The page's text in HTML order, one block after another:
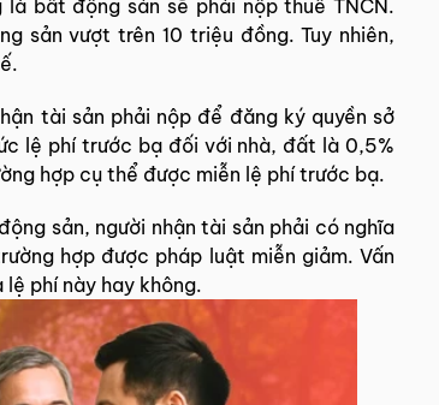
bất động sản sẽ phải nộp thuế TNCN.
sản vượt trên 10 triệu đồng. Tuy nhiên,
tài sản phải nộp để đăng ký quyền sở
lệ phí trước bạ đối với nhà, đất là 0,5%
hợp cụ thể được miễn lệ phí trước bạ.
sản, người nhận tài sản phải có nghĩa
hợp được pháp luật miễn giảm. Vấn
phí này hay không.